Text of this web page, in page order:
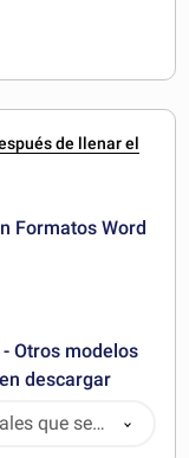
de llenar el
Formatos Word
Otros modelos
descargar
que se